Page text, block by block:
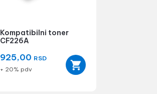
Kompatibilni toner
CF226A
925,00 RSD
+ 20% pdv